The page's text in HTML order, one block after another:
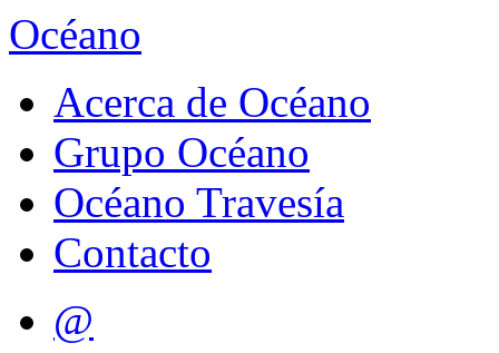
Océano
Acerca de Océano
Grupo Océano
Océano Travesía
Contacto
@